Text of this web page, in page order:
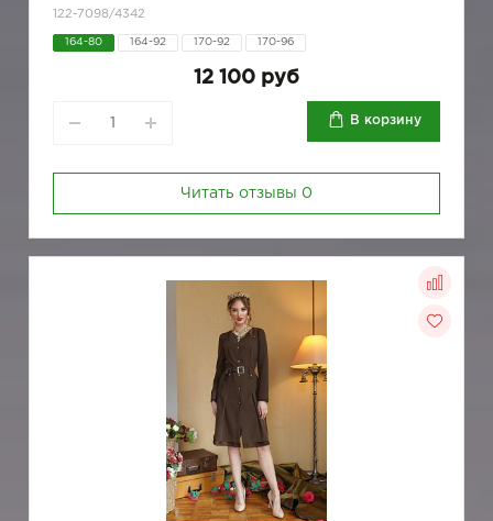
122-7098/4342
164-80 164-92 170-92 170-96
12 100 руб
В корзину
Читать отзывы 0